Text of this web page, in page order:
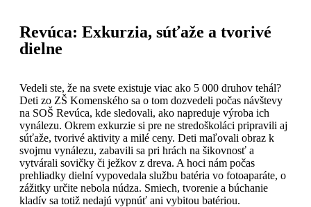
Revúca: Exkurzia, súťaže a tvorivé
dielne
Vedeli ste, že na svete existuje viac ako 5 000 druhov tehál?
Deti zo ZŠ Komenského sa o tom dozvedeli počas návštevy
na SOŠ Revúca, kde sledovali, ako napreduje výroba ich
vynálezu. Okrem exkurzie si pre ne stredoškoláci pripravili aj
súťaže, tvorivé aktivity a milé ceny. Deti maľovali obraz k
svojmu vynálezu, zabavili sa pri hrách na šikovnosť a
vytvárali sovičky či ježkov z dreva. A hoci nám počas
prehliadky dielní vypovedala službu batéria vo fotoaparáte, o
zážitky určite nebola núdza. Smiech, tvorenie a búchanie
kladív sa totiž nedajú vypnúť ani vybitou batériou.